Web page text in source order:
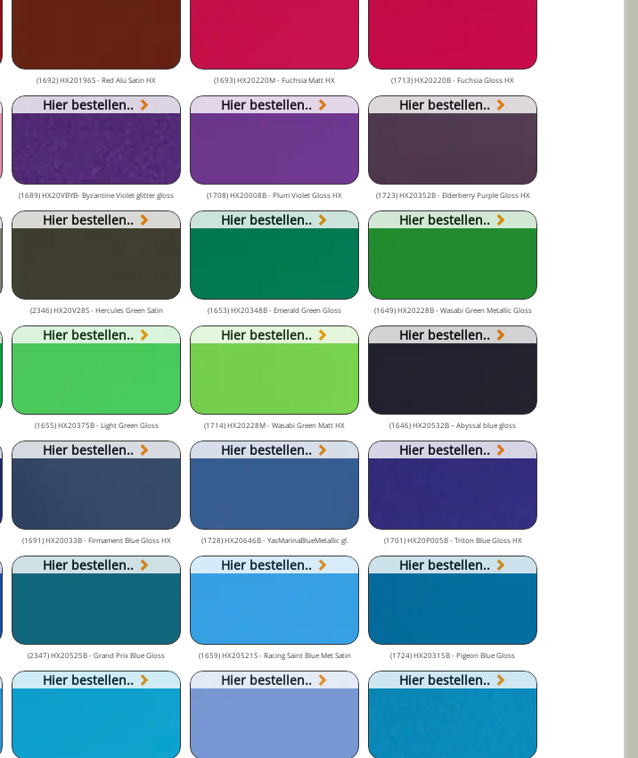
(1692) HX20196S - Red Alu Satin HX (1693) HX20220M - Fuchsia Matt HX (1713) HX20220B - Fuchsia Gloss HX
Hier bestellen..
(1689) HX20VBYB- Byzantine Violet glitter gloss
Hier bestellen..
(1708) HX20008B - Plum Violet Gloss HX
Hier bestellen..
(1723) HX20352B - Elderberry Purple Gloss HX
Hier bestellen..
(2346) HX20V28S - Hercules Green Satin
Hier bestellen..
(1653) HX20348B - Emerald Green Gloss
Hier bestellen..
(1649) HX20228B - Wasabi Green Metallic Gloss
Hier bestellen..
(1655) HX20375B - Light Green Gloss
Hier bestellen..
(1714) HX20228M - Wasabi Green Matt HX
Hier bestellen..
(1646) HX20532B – Abyssal blue gloss
Hier bestellen..
(1691) HX20033B - Firmament Blue Gloss HX
Hier bestellen..
(1728) HX20646B - YasMarinaBlueMetallic gl.
Hier bestellen..
(1701) HX20P005B - Triton Blue Gloss HX
Hier bestellen..
(2347) HX20525B - Grand Prix Blue Gloss
Hier bestellen..
(1659) HX20521S - Racing Saint Blue Met Satin
Hier bestellen..
(1724) HX20315B - Pigeon Blue Gloss
Hier bestellen.. Hier bestellen.. Hier bestellen..